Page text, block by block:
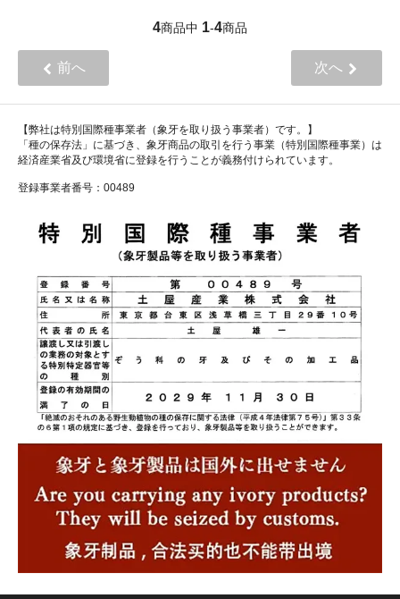
4商品中 1-4商品
前へ 次へ
【弊社は特別国際種事業者（象牙を取り扱う事業者）です。】
「種の保存法」に基づき、象牙商品の取引を行う事業（特別国際種事業）は
経済産業省及び環境省に登録を行うことが義務付けられています。
登録事業者番号：00489